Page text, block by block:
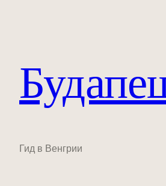
Гид в Венгрии